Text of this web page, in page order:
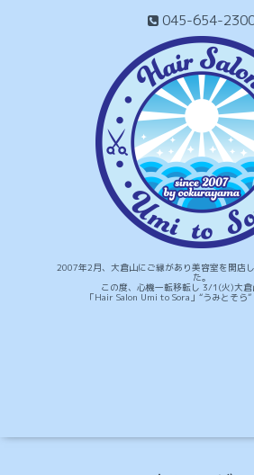
045-654-
2007年2月、大倉山にご縁があり美容室を開店
た。
この度、心機一転移転し 3/1(火)大倉
「Hair Salon Umi to Sora」“うみとそら